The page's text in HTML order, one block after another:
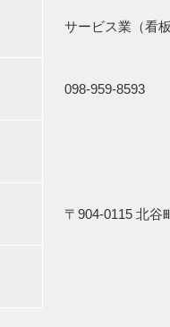
サービス業（看
098-959-8593
〒904-0115 北谷